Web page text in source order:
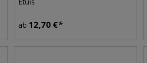
ab 12,70 €